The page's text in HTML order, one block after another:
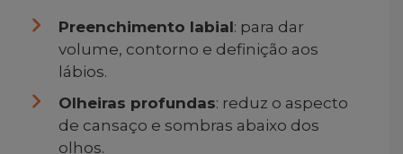
Preenchimento labial: para dar
volume, contorno e definição aos
lábios.
Olheiras profundas: reduz o aspecto
de cansaço e sombras abaixo dos
olhos.